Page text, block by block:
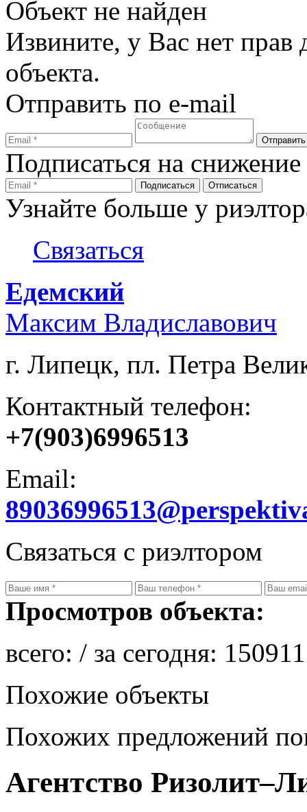
Объект не найден
Извините, у Вас нет прав
объекта.
Отправить по e-mail
Подписаться на
Узнайте больше у
Связаться
Едемский
Максим Владиславович
г. Липецк, пл. Петра
Контактный телефон:
+7(903)6996513
Email:
Связаться с риэлтором
Просмотров объекта:
всего: / за сегодня:
Похожие объекты
Похожих предложений
Агентство